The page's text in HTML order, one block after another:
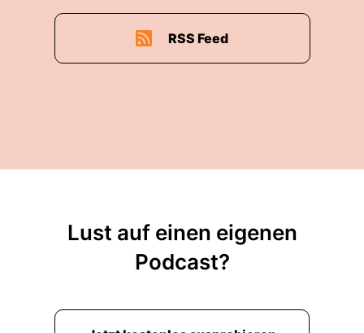
RSS Feed
Lust auf einen eigenen
Podcast?